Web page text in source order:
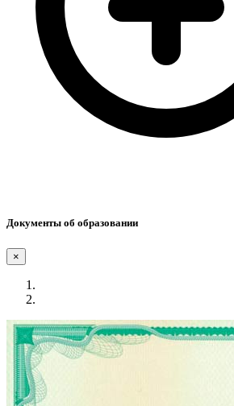
Документы об образовании
×